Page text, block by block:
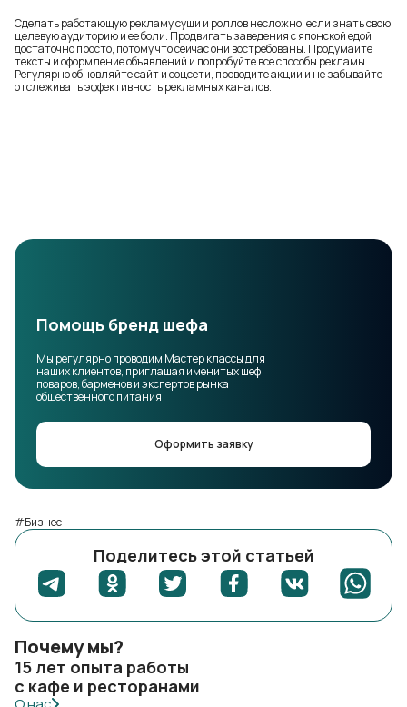
Сделать работающую рекламу суши и роллов несложно, если знать свою
целевую аудиторию и ее боли. Продвигать заведения с японской едой
достаточно просто, потому что сейчас они востребованы. Продумайте
тексты и оформление объявлений и попробуйте все способы рекламы.
Регулярно обновляйте сайт и соцсети, проводите акции и не забывайте
отслеживать эффективность рекламных каналов.
Помощь бренд шефа
Мы регулярно проводим Мастер классы для
наших клиентов, приглашая именитых шеф
поваров, барменов и экспертов рынка
общественного питания
Оформить заявку
#Бизнес
Поделитесь этой статьей
Почему мы?
15 лет опыта работы
с кафе и ресторанами